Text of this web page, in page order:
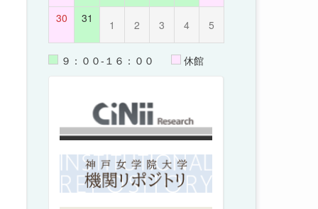
30 31 1 2 3 4 5
９：００-１６：００ 休館